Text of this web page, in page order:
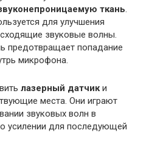
ткань.
для улучшения
звуковые волны.
предотвращает попадание
микрофона.
лазерный датчики
места. Они играют
звуковых волн в
усилении для последующей